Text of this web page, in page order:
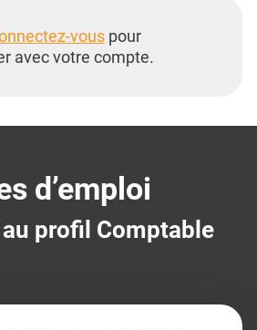
vouspour
avec votre compte.
d’emploi
au profil Comptable